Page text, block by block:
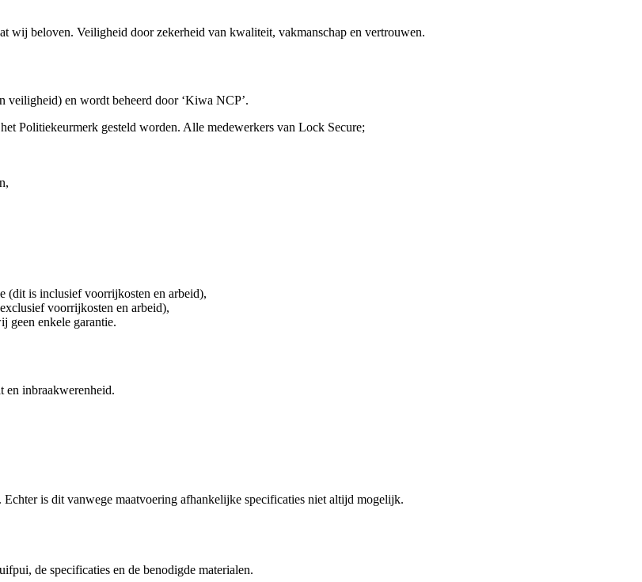
wij beloven. Veiligheid door zekerheid van kwaliteit, vakmanschap en vertrouwen.
veiligheid) en wordt beheerd door ‘Kiwa NCP’.
Politiekeurmerk gesteld worden. Alle medewerkers van Lock Secure;
(dit is inclusief voorrijkosten en arbeid),
voorrijkosten en arbeid),
geen enkele garantie.
en inbraakwerenheid.
is dit vanwege maatvoering afhankelijke specificaties niet altijd mogelijk.
de specificaties en de benodigde materialen.